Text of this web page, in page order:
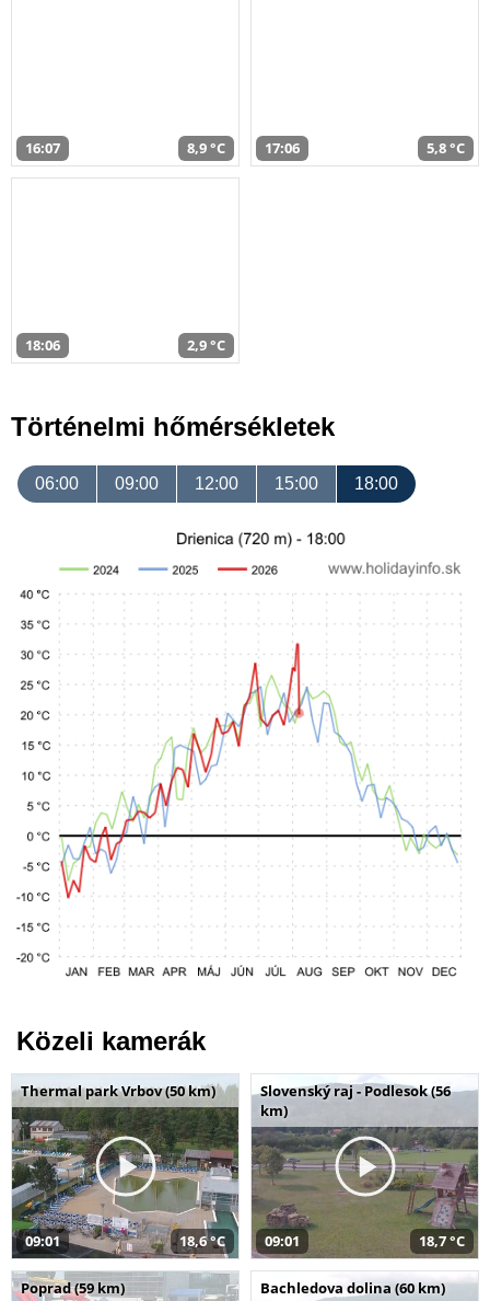
16:07 8,9 °C 17:06 5,8 °C
18:06 2,9 °C
Történelmi hőmérsékletek
06:00 09:00 12:00 15:00 18:00
Közeli kamerák
Thermal park Vrbov (50 km)
09:01 18,6 °C
Slovenský raj - Podlesok (56
km)
09:01 18,7 °C
Poprad (59 km) Bachledova dolina (60 km)